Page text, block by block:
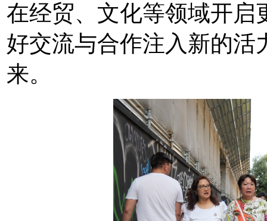
在经贸、文化等领域开启
好交流与合作注入新的活
来。